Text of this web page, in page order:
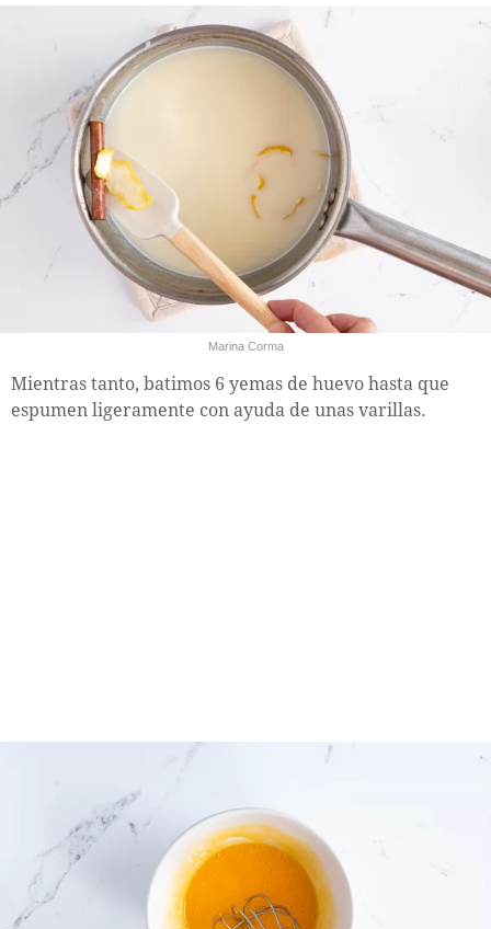
Marina Corma
Mientras tanto, batimos 6 yemas de huevo hasta que
espumen ligeramente con ayuda de unas varillas.